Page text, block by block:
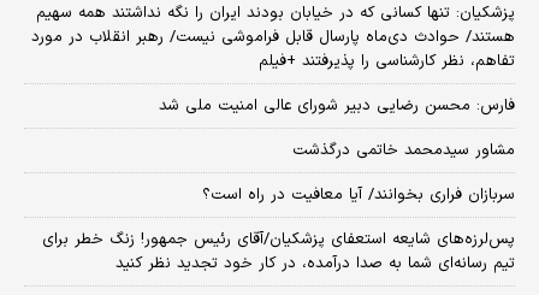
پزشکیان: تنها کسانی که در خیابان بودند ایران را نگه نداشتند همه سهیم
هستند/ حوادث دی‌ماه پارسال قابل فراموشی نیست/ رهبر انقلاب در مورد
تفاهم، نظر کارشناسی را پذیرفتند +فیلم
فارس: محسن رضایی دبیر شورای عالی امنیت ملی شد
مشاور سیدمحمد خاتمی درگذشت
سربازان فراری بخوانند/ آیا معافیت در راه است؟
پس‌لرزه‌های شایعه استعفای پزشکیان/آقای رئیس جمهور! زنگ خطر برای
تیم رسانه‌ای شما به صدا درآمده، در کار خود تجدید نظر کنید